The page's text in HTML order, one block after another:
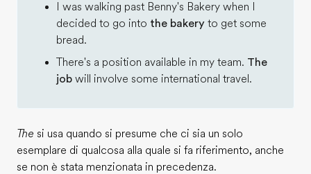
I was walking past Benny's Bakery when I
decided to go into the bakery to get some
bread.
There's a position available in my team. The
job will involve some international travel.
The si usa quando si presume che ci sia un solo
esemplare di qualcosa alla quale si fa riferimento, anche
se non è stata menzionata in precedenza.